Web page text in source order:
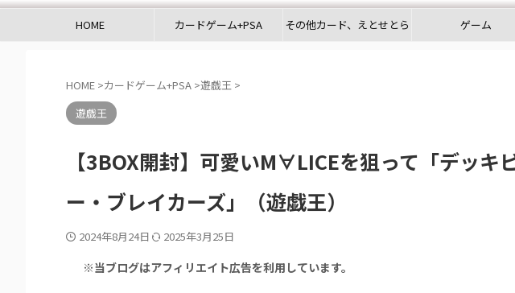
HOME カードゲーム+PSA その他カード、えとせとら ゲーム
HOME >カードゲーム+PSA >遊戯王 >
遊戯王
【3BOX開封】可愛いM∀LICEを狙って「デッキ
ー・ブレイカーズ」（遊戯王）
2024年8月24日 2025年3月25日
※当ブログはアフィリエイト広告を利用しています。